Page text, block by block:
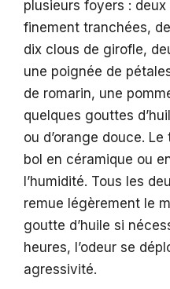
plusieurs foyers :
finement tranchées,
dix clous de girofle,
une poignée de
de romarin, une
quelques gouttes
ou d’orange douce.
bol en céramique ou
l’humidité. Tous les
remue légèrement le
goutte d’huile si
heures, l’odeur se
agressivité.